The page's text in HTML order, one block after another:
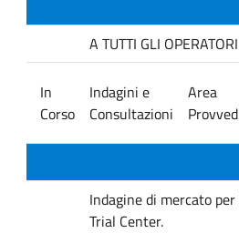
A TUTTI GLI
In
Corso
Indagini e
Consultazioni
Area
Indagine di mercato
Trial Center.